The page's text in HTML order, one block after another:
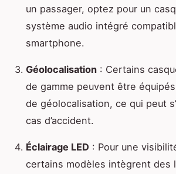
un passager, optez pour un
système audio intégré
smartphone.
Géolocalisation : Certains
de gamme peuvent être
de géolocalisation, ce qui peut
cas d’accident.
Éclairage LED : Pour une
certains modèles intègrent des